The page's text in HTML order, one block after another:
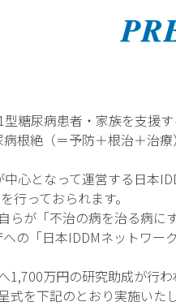
糖尿病患者・家族を支援
根絶（＝予防＋根治＋治
心となって運営する日本
行っておられます。
らが「不治の病を治る病に
の「日本IDDMネットワー
万円の研究助成が行
を下記のとおり実施いたし